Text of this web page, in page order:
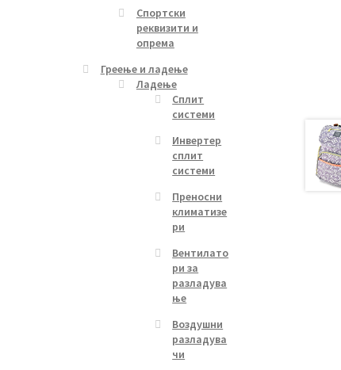
Спортски
реквизити и
опрема
Греење и ладење
Ладење
Сплит
системи
Инвертер
сплит
системи
Преносни
климатизе
ри
Вентилато
ри за
разладува
ње
Воздушни
разладува
чи